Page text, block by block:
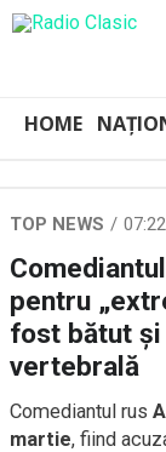
HOME
TOP NEWS
pentru
fost bătut
vertebrală
Comediantul rus
martie, fiind